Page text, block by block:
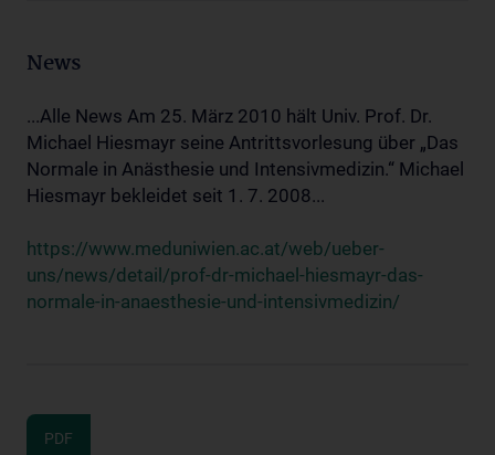
News
...Alle News Am 25. März 2010 hält Univ. Prof. Dr.
Michael Hiesmayr seine Antrittsvorlesung über „Das
Normale in Anästhesie und Intensivmedizin.“ Michael
Hiesmayr bekleidet seit 1. 7. 2008...
https://www.meduniwien.ac.at/web/ueber-
uns/news/detail/prof-dr-michael-hiesmayr-das-
normale-in-anaesthesie-und-intensivmedizin/
PDF